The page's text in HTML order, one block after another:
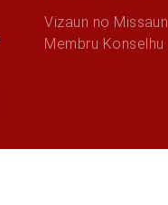
Vizaun no Missaun
Membru Konselhu